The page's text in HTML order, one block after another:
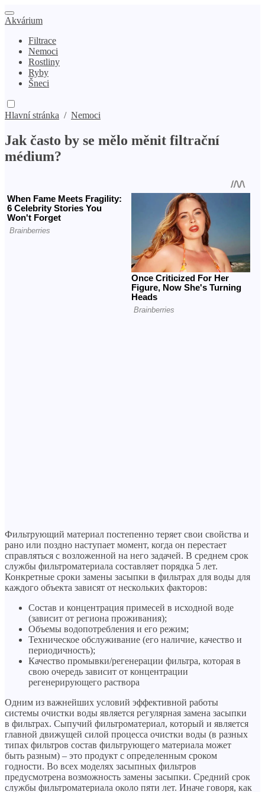
Akvárium
Filtrace
Nemoci
Rostliny
Ryby
Šneci
Hlavní stránka / Nemoci
Jak často by se mělo měnit filtrační
médium?
Фильтрующий материал постепенно теряет свои свойства и
рано или поздно наступает момент, когда он перестает
справляться с возложенной на него задачей. В среднем срок
службы фильтроматериала составляет порядка 5 лет.
Конкретные сроки замены засыпки в фильтрах для воды для
каждого объекта зависят от нескольких факторов:
Cостав и концентрация примесей в исходной воде
(зависит от региона проживания);
Объемы водопотребления и его режим;
Техническое обслуживание (его наличие, качество и
периодичность);
Качество промывки/регенерации фильтра, которая в
свою очередь зависит от концентрации
регенерирующего раствора
Одним из важнейших условий эффективной работы
системы очистки воды является регулярная замена засыпки
в фильтрах. Сыпучий фильтроматериал, который и является
главной движущей силой процесса очистки воды (в разных
типах фильтров состав фильтрующего материала может
быть разным) – это продукт с определенным сроком
годности. Во всех моделях засыпных фильтров
предусмотрена возможность замены засыпки. Средний срок
службы фильтроматериала около пяти лет. Иначе говоря, как